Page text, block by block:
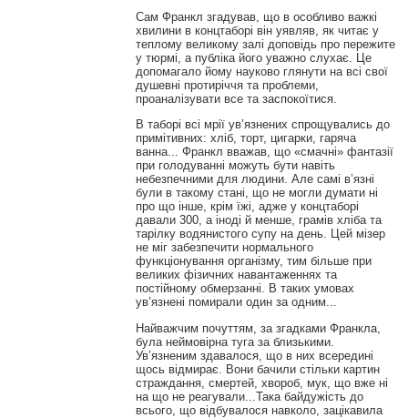
Сам Франкл згадував, що в особливо важкі
хвилини в концтаборі він уявляв, як читає у
теплому великому залі доповідь про пережите
у тюрмі, а публіка його уважно слухає. Це
допомагало йому науково глянути на всі свої
душевні протиріччя та проблеми,
проаналізувати все та заспокоїтися.
В таборі всі мрії ув’язнених спрощувались до
примітивних: хліб, торт, цигарки, гаряча
ванна... Франкл вважав, що «смачні» фантазії
при голодуванні можуть бути навіть
небезпечними для людини. Але самі в’язні
були в такому стані, що не могли думати ні
про що інше, крім їжі, адже у концтаборі
давали 300, а іноді й менше, грамів хліба та
тарілку водянистого супу на день. Цей мізер
не міг забезпечити нормального
функціонування організму, тим більше при
великих фізичних навантаженнях та
постійному обмерзанні. В таких умовах
ув’язнені помирали один за одним...
Найважчим почуттям, за згадками Франкла,
була неймовірна туга за близькими.
Ув’язненим здавалося, що в них всередині
щось відмирає. Вони бачили стільки картин
страждання, смертей, хвороб, мук, що вже ні
на що не реагували...Така байдужість до
всього, що відбувалося навколо, зацікавила